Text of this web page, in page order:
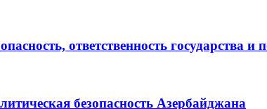
ответственность государства и
безопасность Азербайджана